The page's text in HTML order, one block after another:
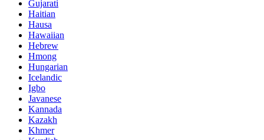
Gujarati
Haitian
Hausa
Hawaiian
Hebrew
Hmong
Hungarian
Icelandic
Igbo
Javanese
Kannada
Kazakh
Khmer